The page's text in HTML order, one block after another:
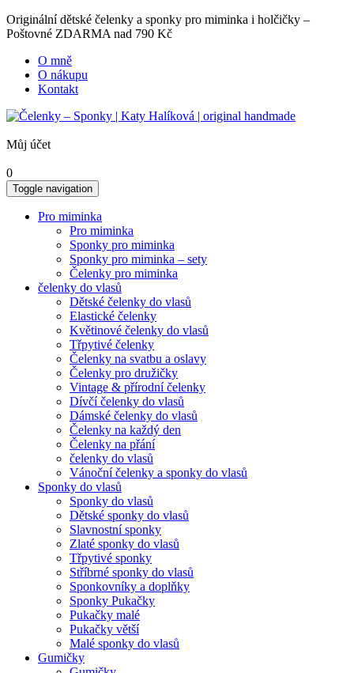
Originální dětské čelenky a sponky pro miminka i holčičky –
Poštovné ZDARMA nad 790 Kč
O mně
O nákupu
Kontakt
Můj účet
0
Toggle navigation
Pro miminka
Pro miminka
Sponky pro miminka
Sponky pro miminka – sety
Čelenky pro miminka
čelenky do vlasů
Dětské čelenky do vlasů
Elastické čelenky
Květinové čelenky do vlasů
Třpytivé čelenky
Čelenky na svatbu a oslavy
Čelenky pro družičky
Vintage & přírodní čelenky
Dívčí čelenky do vlasů
Dámské čelenky do vlasů
Čelenky na každý den
Čelenky na přání
čelenky do vlasů
Vánoční čelenky a sponky do vlasů
Sponky do vlasů
Sponky do vlasů
Dětské sponky do vlasů
Slavnostní sponky
Zlaté sponky do vlasů
Třpytivé sponky
Stříbrné sponky do vlasů
Sponkovníky a doplňky
Sponky Pukačky
Pukačky malé
Pukačky větší
Malé sponky do vlasů
Gumičky